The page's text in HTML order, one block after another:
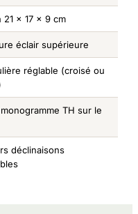
21 x 17 x 9 cm
éclair supérieure
réglable (croisé ou
TH sur le
déclinaisons